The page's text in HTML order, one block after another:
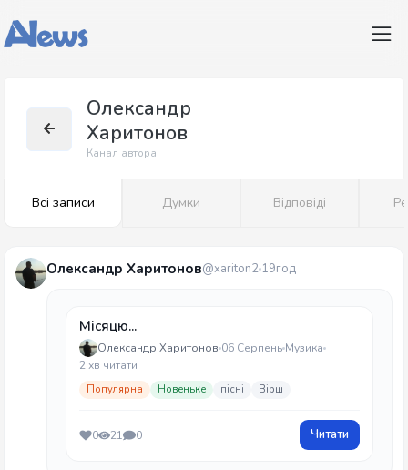
Олександр
Харитонов
Канал автора
Всі записи Думки Відповіді
Олександр Харитонов@xariton2 19год
Місяцю...
Олександр Харитонов 06 Серпень Музика
2 хв читати
Популярна Новеньке пісні Вірш
0 21 0 Читати